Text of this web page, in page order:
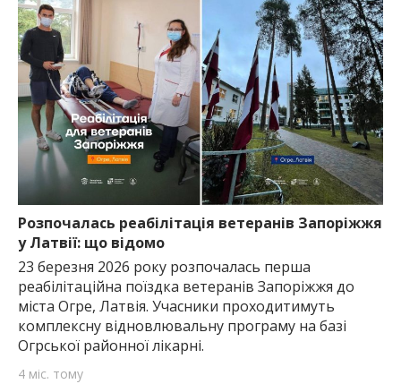
Розпочалась реабілітація ветеранів Запоріжжя
у Латвії: що відомо
23 березня 2026 року розпочалась перша
реабілітаційна поїздка ветеранів Запоріжжя до
міста Огре, Латвія. Учасники проходитимуть
комплексну відновлювальну програму на базі
Огрської районної лікарні.
4 міс. тому